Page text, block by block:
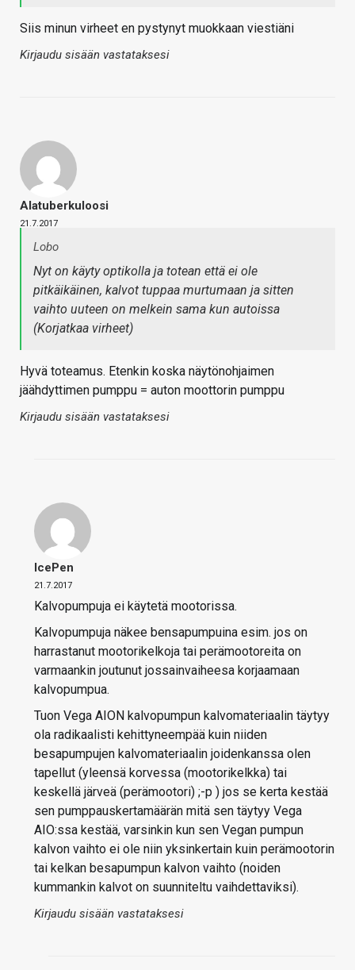
Siis minun virheet en pystynyt muokkaan viestiäni
Kirjaudu sisään vastataksesi
Alatuberkuloosi
21.7.2017
Lobo
Nyt on käyty optikolla ja totean että ei ole
pitkäikäinen, kalvot tuppaa murtumaan ja sitten
vaihto uuteen on melkein sama kun autoissa
(Korjatkaa virheet)
Hyvä toteamus. Etenkin koska näytönohjaimen
jäähdyttimen pumppu = auton moottorin pumppu
Kirjaudu sisään vastataksesi
IcePen
21.7.2017
Kalvopumpuja ei käytetä mootorissa.
Kalvopumpuja näkee bensapumpuina esim. jos on
harrastanut mootorikelkoja tai perämootoreita on
varmaankin joutunut jossainvaiheesa korjaamaan
kalvopumpua.
Tuon Vega AION kalvopumpun kalvomateriaalin täytyy
ola radikaalisti kehittyneempää kuin niiden
besapumpujen kalvomateriaalin joidenkanssa olen
tapellut (yleensä korvessa (mootorikelkka) tai
keskellä järveä (perämootori) ;-p ) jos se kerta kestää
sen pumppauskertamäärän mitä sen täytyy Vega
AIO:ssa kestää, varsinkin kun sen Vegan pumpun
kalvon vaihto ei ole niin yksinkertain kuin perämootorin
tai kelkan besapumpun kalvon vaihto (noiden
kummankin kalvot on suunniteltu vaihdettaviksi).
Kirjaudu sisään vastataksesi